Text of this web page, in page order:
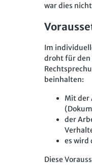
war dies
Im
droht für den
beinhalten:
Mit der
der
es wird
Diese